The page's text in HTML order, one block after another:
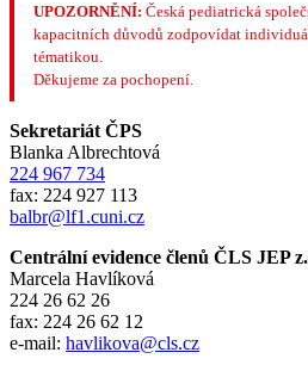
UPOZORNĚNÍ: Česká pediatrická
kapacitních důvodů zodpovídat
tématikou.
Děkujeme za pochopení.
Sekretariát ČPS
Blanka Albrechtová
224 967 734
fax: 224 927 113
balbr@lf1.cuni.cz
Centrální evidence členů ČLS JEP
Marcela Havlíková
224 26 62 26
fax: 224 26 62 12
e-mail: havlikova@cls.cz